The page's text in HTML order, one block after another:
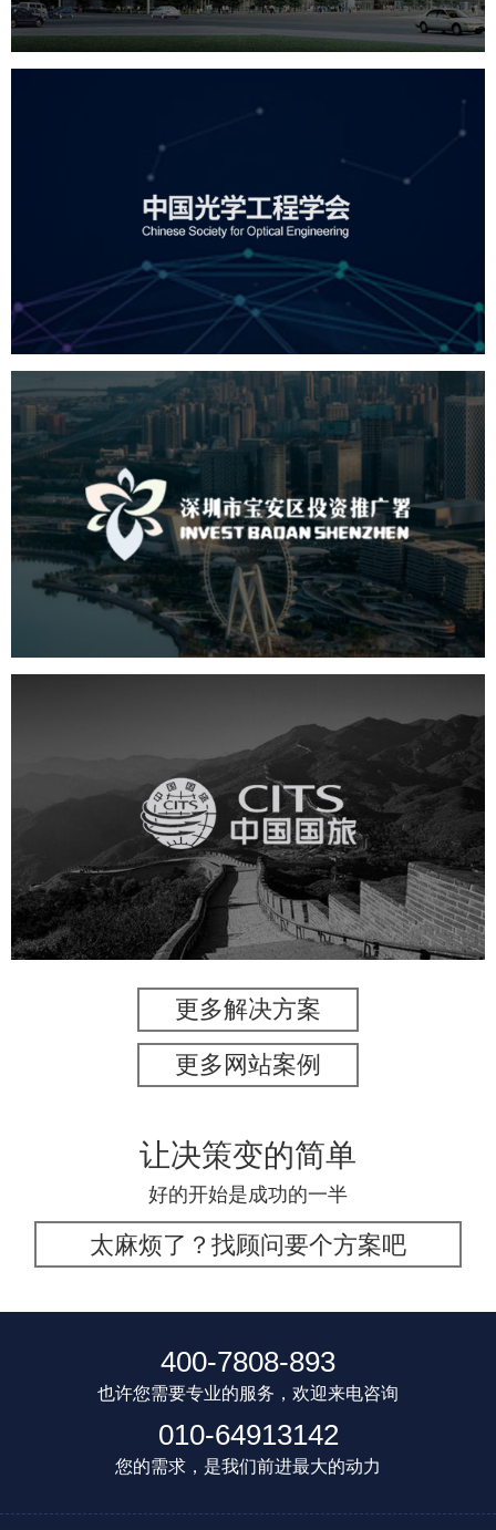
中国光学工程学会
机构组织 国企 品牌官网 网站建设 网站设计
深圳市宝安区投资推广署
机构组织 国企 品牌官网 网站建设 网站设计
中国国旅
旅游休闲 电商网站 网站建设
更多解决方案
更多网站案例
让决策变的简单
好的开始是成功的一半
太麻烦了？找顾问要个方案吧
400-7808-893
也许您需要专业的服务，欢迎来电咨询
010-64913142
您的需求，是我们前进最大的动力